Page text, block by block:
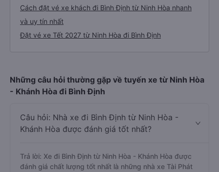
Cách đặt vé xe khách đi Bình Định từ Ninh Hòa nhanh
và uy tín nhất
Đặt vé xe Tết 2027 từ Ninh Hòa đi Bình Định
Những câu hỏi thường gặp về tuyến xe từ Ninh Hòa
- Khánh Hòa đi Bình Định
Câu hỏi: Nhà xe đi Bình Định từ Ninh Hòa -
Khánh Hòa được đánh giá tốt nhất?
Trả lời: Xe đi Bình Định từ Ninh Hòa - Khánh Hòa được
đánh giá chất lượng tốt nhất là những nhà xe Tài Phát